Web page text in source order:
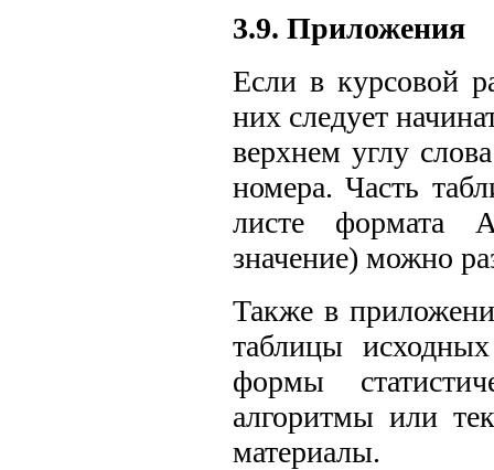
3.9. Приложения
Если в курсовой
них следует
верхнем углу
номера. Часть
листе формата
значение) можно
Также в
таблицы
формы
алгоритмы или
материалы.